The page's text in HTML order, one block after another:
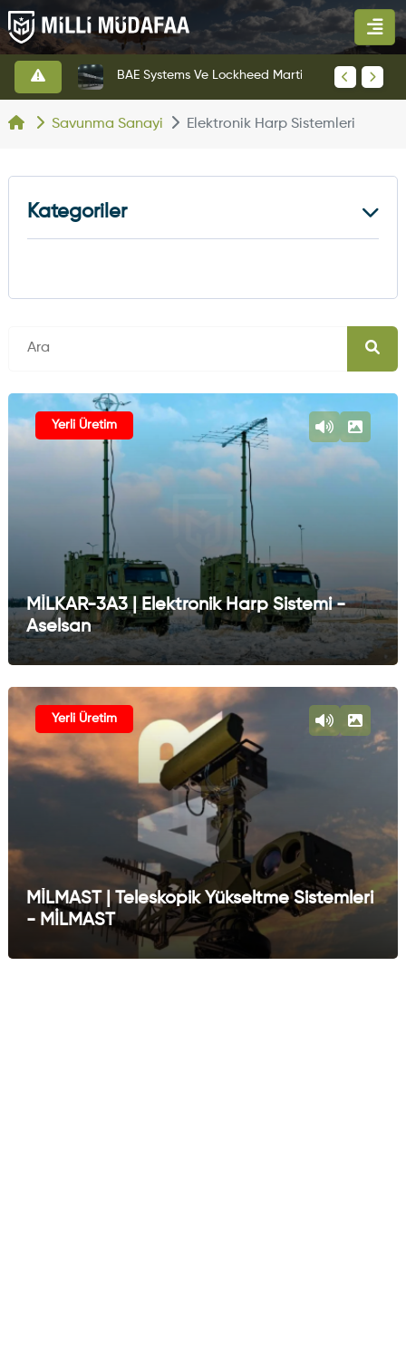
Savunma Sanayi Elektronik Harp Sistemleri
Yerli Üretim
MİLKAR-3A3 | Elektronik Harp Sistemi -
Aselsan
Yerli Üretim
MİLMAST | Teleskopik Yükseltme Sistemleri
- MİLMAST
Kategoriler
Elektronik
Elektronik
Elektronik
Harp
Karıştırıcı
Sist.
Elektronik
Harp Test
Altyapıları